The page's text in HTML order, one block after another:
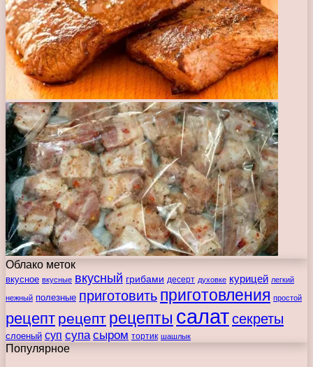
Облако меток
вкусное вкусные вкусный грибами десерт духовке курицей легкий
нежный полезные приготовить приготовления простой
рецепт рецепт рецепты салатсекреты
слоеный суп супа сыром тортик шашлык
Популярное